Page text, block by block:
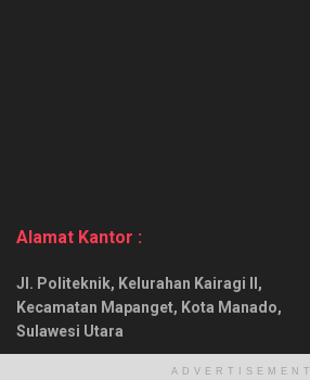
Alamat Kantor :
Jl. Politeknik, Kelurahan Kairagi II,
Kecamatan Mapanget, Kota Manado,
Sulawesi Utara
ADVERTISEMENT